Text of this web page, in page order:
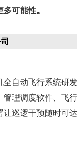
可能性。
自动飞行系统研
理调度软件、飞
巡逻干预随时可